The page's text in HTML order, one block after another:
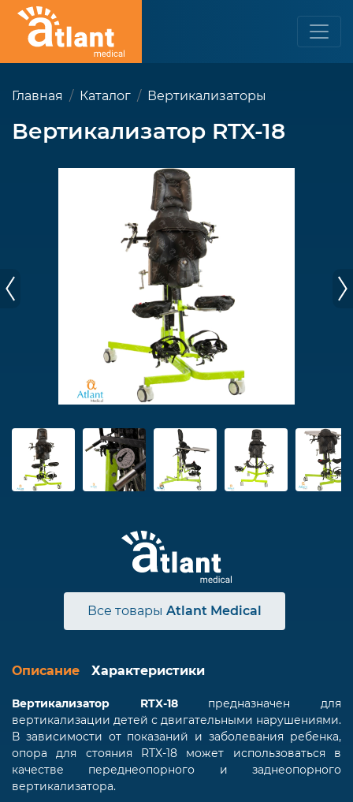
Главная Каталог Вертикализаторы
Вертикализатор RTX-18
Все товары Atlant Medical
Описание Характеристики
Вертикализатор RTX-18предназначен для
вертикализации детей с двигательными нарушениями.
В зависимости от показаний и заболевания ребенка,
опора для стояния RTX-18 может использоваться в
качестве переднеопорного и заднеопорного
вертикализатора.